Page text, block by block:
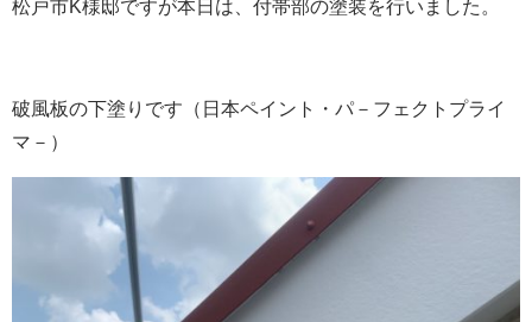
松戸市K様邸ですが本日は、付帯部の塗装を行いました。
破風板の下塗りです（日本ペイント・パ－フェクトプライ
マ－）